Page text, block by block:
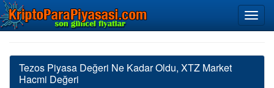
Tezos Piyasa Değeri Ne Kadar Oldu, XTZ Market
Hacmi Değeri